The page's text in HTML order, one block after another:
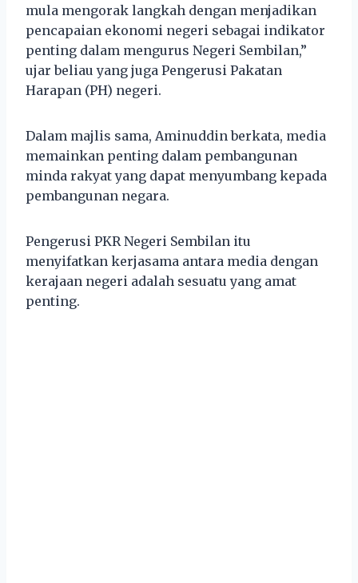
mula mengorak langkah dengan menjadikan
pencapaian ekonomi negeri sebagai indikator
penting dalam mengurus Negeri Sembilan,”
ujar beliau yang juga Pengerusi Pakatan
Harapan (PH) negeri.
Dalam majlis sama, Aminuddin berkata, media
memainkan penting dalam pembangunan
minda rakyat yang dapat menyumbang kepada
pembangunan negara.
Pengerusi PKR Negeri Sembilan itu
menyifatkan kerjasama antara media dengan
kerajaan negeri adalah sesuatu yang amat
penting.